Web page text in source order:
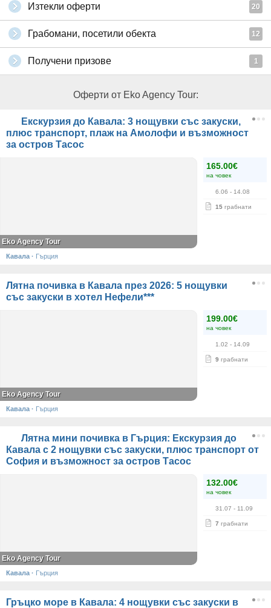
Изтекли оферти 20
Грабомани, посетили обекта 12
Получени призове 1
Оферти от Eko Agency Tour:
Екскурзия до Кавала: 3 нощувки със закуски,
плюс транспорт, плаж на Амолофи и възможност
за остров Тасос
165.00€
на човек
6.06 - 14.08
15 грабнати
Eko Agency Tour
Кавала · Гърция
Лятна почивка в Кавала през 2026: 5 нощувки
със закуски в хотел Нефели***
199.00€
на човек
1.02 - 14.09
9 грабнати
Eko Agency Tour
Кавала · Гърция
Лятна мини почивка в Гърция: Екскурзия до
Кавала с 2 нощувки със закуски, плюс транспорт от
София и възможност за остров Тасос
132.00€
на човек
31.07 - 11.09
7 грабнати
Eko Agency Tour
Кавала · Гърция
Гръцко море в Кавала: 4 нощувки със закуски в